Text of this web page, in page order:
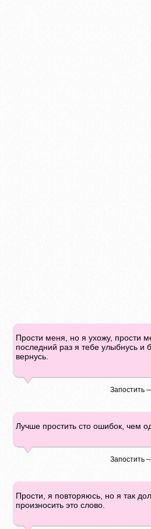
Прости меня, но я ухожу, прости
последний раз я тебе улыбнусь и
вернусь.
Запостить
Лучше простить сто ошибок, чем
Запостить
Прости, я повторяюсь, но я так
произносить это слово.